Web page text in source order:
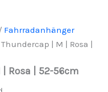
Fahrradanhänger
| M | Rosa |
Rosa | 52-56cm